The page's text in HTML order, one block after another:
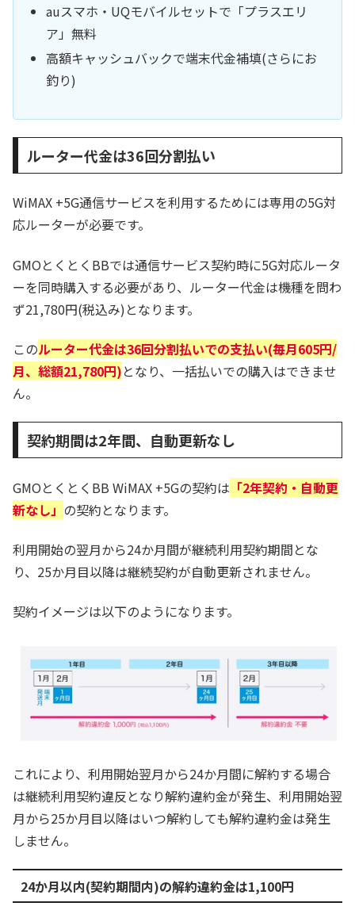
auスマホ・UQモバイルセットで「プラスエリ
ア」無料
高額キャッシュバックで端末代金補填(さらにお
釣り)
ルーター代金は36回分割払い
WiMAX +5G通信サービスを利用するためには専用の5G対
応ルーターが必要です。
GMOとくとくBBでは通信サービス契約時に5G対応ルータ
ーを同時購入する必要があり、ルーター代金は機種を問わ
ず21,780円(税込み)となります。
このルーター代金は36回分割払いでの支払い(毎月605円/
月、総額21,780円)となり、一括払いでの購入はできませ
ん。
契約期間は2年間、自動更新なし
GMOとくとくBB WiMAX +5Gの契約は 「2年契約・自動更
新なし」 の契約となります。
利用開始の翌月から24か月間が継続利用契約期間とな
り、25か月目以降は継続契約が自動更新されません。
契約イメージは以下のようになります。
これにより、利用開始翌月から24か月間に解約する場合
は継続利用契約違反となり解約違約金が発生、利用開始翌
月から25か月目以降はいつ解約しても解約違約金は発生
しません。
24か月以内(契約期間内)の解約違約金は1,100円